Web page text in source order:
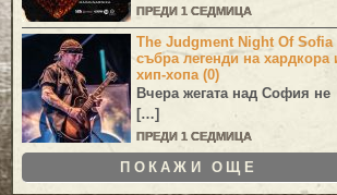
ПРЕДИ 1 СЕДМИЦА
The Judgment Night Of Sofia
събра легенди на хардкора
хип-хопа (0)
Вчера жегата над София не
[…]
ПРЕДИ 1 СЕДМИЦА
ПОКАЖИ ОЩЕ